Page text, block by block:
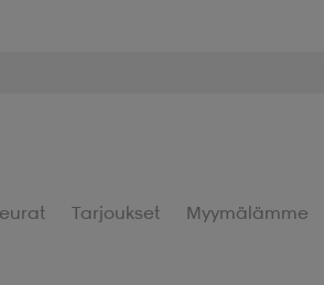
Tarjoukset Myymälämme